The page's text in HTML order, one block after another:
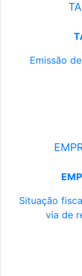
Emissão
Situação
via de